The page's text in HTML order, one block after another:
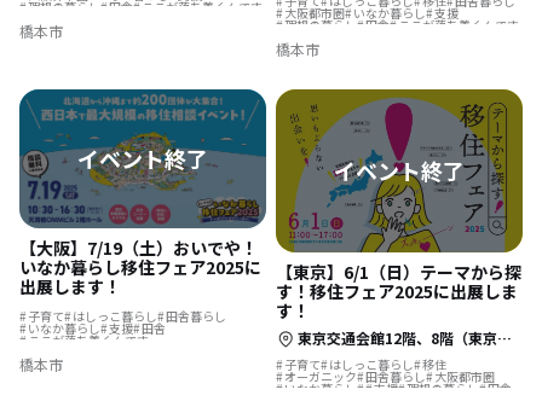
理想の暮らし 田舎 ここが落ち着くんです
橋本市
大阪都市圏 いなか暮らし 支援
理想の暮らし 田舎 ここが落ち着くんです
橋本市
【大阪】7/19（土）おいでや！
いなか暮らし移住フェア2025に
出展します！
子育て はしっこ暮らし 田舎暮らし
いなか暮らし 支援 田舎
ここが落ち着くんです
橋本市
【東京】6/1（日）テーマから探
す！移住フェア2025に出展しま
す！
東京交通会館12階、8階（東京都千代田区有楽町2-10-1）
子育て はしっこ暮らし 移住
オーガニック 田舎暮らし 大阪都市圏
いなか暮らし 支援 理想の暮らし 田舎